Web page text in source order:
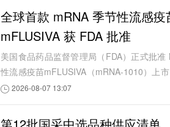
全球首款 mRNA 季节性流感
mFLUSIVA 获 FDA 批准
美国食品药品监督管理局（FDA）正式批
性流感疫苗mFLUSIVA（mRNA-1010）上
季节性流感
2026-08-07 13:07